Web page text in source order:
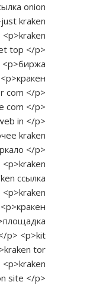
ссылка onion
<p>just kraken
</p> <p>kraken
top </p>
</p> <p>биржа
</p> <p>кракен
clear com </p>
one com </p>
kr2web in </p>
рабочее kraken
зеркало </p>
</p> <p>kraken
ссылка
</p> <p>kraken
</p> <p>кракен
p> <p>площадка
com </p> <p>kit
<p>kraken tor
</p> <p>kraken
site </p>